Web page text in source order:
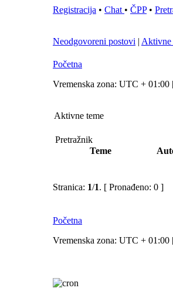
Registracija • Chat • ČPP•
Neodgovoreni postovi | Aktivne
Početna
Vremenska zona: UTC + 01:00
Aktivne teme
Pretražnik
Teme
Stranica: 1/1. [ Pronađeno: 0 ]
Početna
Vremenska zona: UTC + 01:00